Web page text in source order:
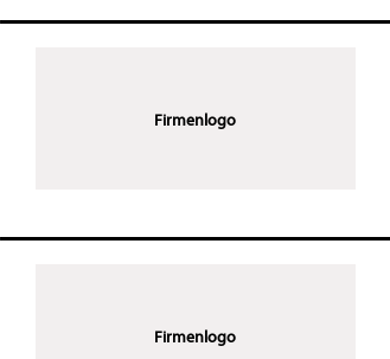
Firmenlogo
Firmenlogo